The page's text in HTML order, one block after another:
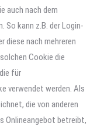
auch nach dem
So kann z.B. der Login-
diese nach mehreren
Cookie die
für
verwendet werden. Als
die von anderen
Onlineangebot betreibt,